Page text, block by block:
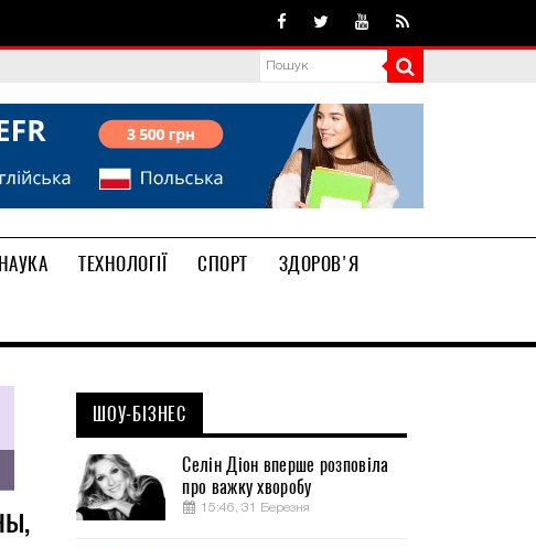
НАУКА ТЕХНОЛОГІЇ СПОРТ
ЗДОРОВ'Я
ШОУ-БІЗНЕС
Селін Діон вперше розповіла
про важку хворобу
15:46, 31 Березня